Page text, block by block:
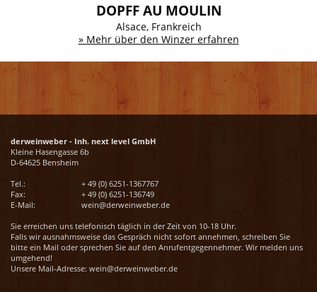
DOPFF AU MOULIN
Alsace, Frankreich
» Mehr über den Winzer erfahren
derweinweber - Inh. next level GmbH
Kleine Hasengasse 6b
D-64625 Bensheim
Tel.:
+ 49 (0) 6251-1367767
Fax:
+ 49 (0) 6251-136749
E-Mail:
wein@derweinweber.de
Sie erreichen uns telefonisch täglich in der Zeit von 10-18 Uhr.
Falls wir ausnahmsweise das Gespräch nicht sofort annehmen, schreiben Sie
bitte ein Mail oder sprechen Sie auf den Anrufentgegennehmer. Wir melden uns
umgehend!
Unsere Mail-Adresse: wein@derweinweber.de